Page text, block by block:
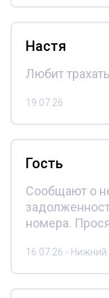
Настя
Любит
19.07.26
Гость
Сообщают о
номера.
16.07.26 - Нижний